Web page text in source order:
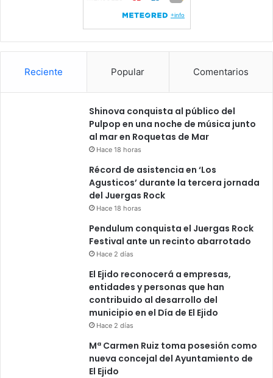
Reciente Popular Comentarios
Shinova conquista al público del
Pulpop en una noche de música junto
al mar en Roquetas de Mar
Hace 18 horas
Récord de asistencia en ‘Los
Agusticos’ durante la tercera jornada
del Juergas Rock
Hace 18 horas
Pendulum conquista el Juergas Rock
Festival ante un recinto abarrotado
Hace 2 días
El Ejido reconocerá a empresas,
entidades y personas que han
contribuido al desarrollo del
municipio en el Día de El Ejido
Hace 2 días
Mª Carmen Ruiz toma posesión como
nueva concejal del Ayuntamiento de
El Ejido